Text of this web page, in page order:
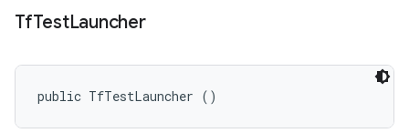
TfTestLauncher
public TfTestLauncher ()